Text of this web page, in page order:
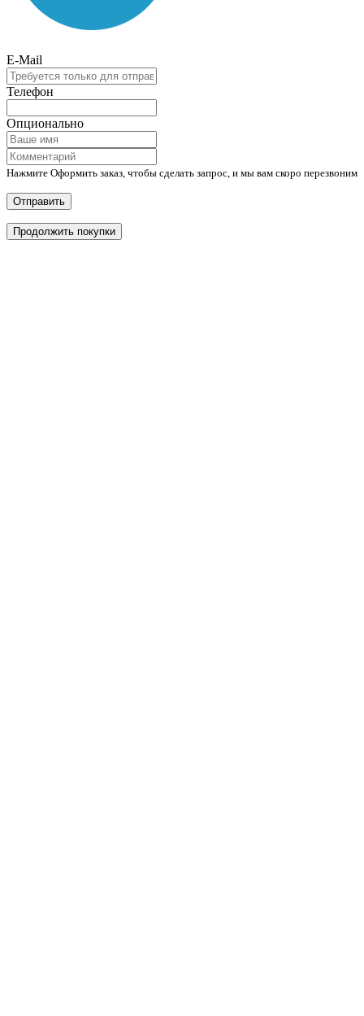
E-Mail
Телефон
Опционально
Нажмите Оформить заказ, чтобы сделать запрос, и мы вам скоро перезвоним
Отправить
Продолжить покупки